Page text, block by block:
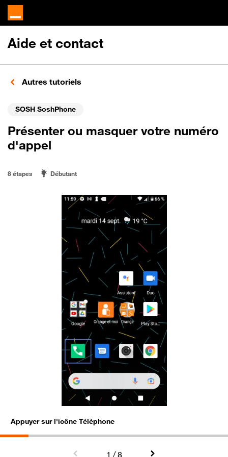
Aide et contact
Autres tutoriels
SOSH SoshPhone
Présenter ou masquer votre numéro
d'appel
8 étapes Débutant
Appuyer sur l'icône Téléphone
1 / 8